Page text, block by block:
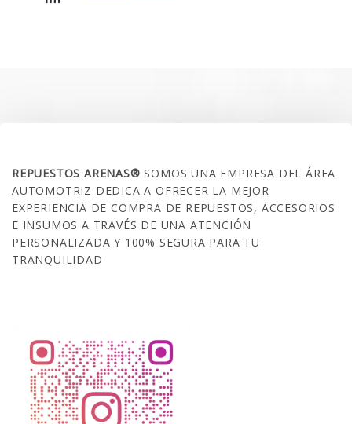
REPUESTOS ARENAS®SOMOS UNA EMPRESA DEL ÁREA
AUTOMOTRIZ DEDICA A OFRECER LA MEJOR
EXPERIENCIA DE COMPRA DE REPUESTOS, ACCESORIOS
E INSUMOS A TRAVÉS DE UNA ATENCIÓN
PERSONALIZADA Y 100% SEGURA PARA TU
TRANQUILIDAD